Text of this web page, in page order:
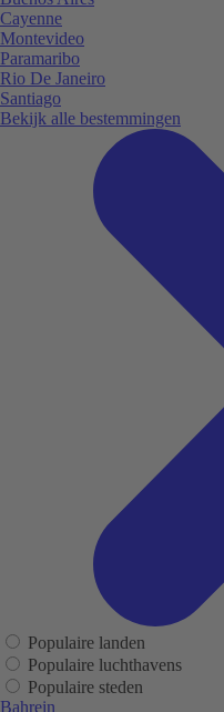
Cayenne
Montevideo
Paramaribo
Rio De Janeiro
Santiago
Bekijk alle bestemmingen
Populaire landen
Populaire luchthavens
Populaire steden
Bahrein